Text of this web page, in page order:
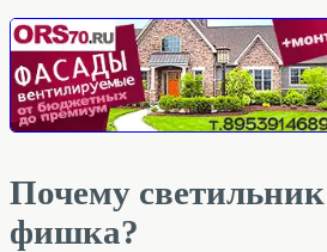
Почему
фишка?